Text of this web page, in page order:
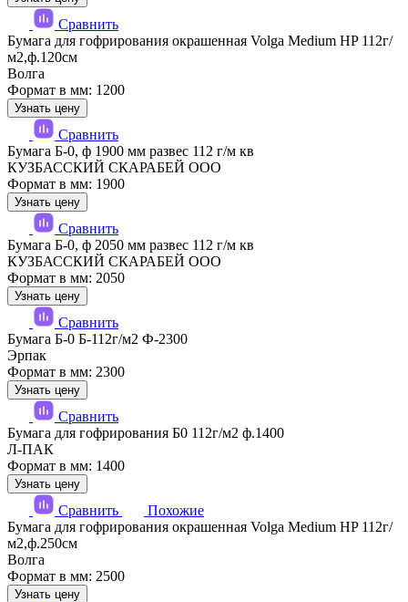
Сравнить
Бумага для гофрирования окрашенная Volga Medium HP 112г/
м2,ф.120см
Волга
Формат в мм: 1200
Узнать цену
Сравнить
Бумага Б-0, ф 1900 мм развес 112 г/м кв
КУЗБАССКИЙ СКАРАБЕЙ ООО
Формат в мм: 1900
Узнать цену
Сравнить
Бумага Б-0, ф 2050 мм развес 112 г/м кв
КУЗБАССКИЙ СКАРАБЕЙ ООО
Формат в мм: 2050
Узнать цену
Сравнить
Бумага Б-0 Б-112г/м2 Ф-2300
Эрпак
Формат в мм: 2300
Узнать цену
Сравнить
Бумага для гофрирования Б0 112г/м2 ф.1400
Л-ПАК
Формат в мм: 1400
Узнать цену
Сравнить
Похожие
Бумага для гофрирования окрашенная Volga Medium HP 112г/
м2,ф.250см
Волга
Формат в мм: 2500
Узнать цену